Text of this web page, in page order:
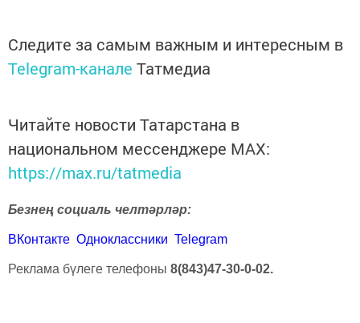
Следите за самым важным и интересным в
Telegram-канале Татмедиа
Читайте новости Татарстана в
национальном мессенджере MАХ:
https://max.ru/tatmedia
Безнең социаль челтәрләр:
ВКонтакте Одноклассники Telegram
Реклама бүлеге телефоны 8(843)47-30-0-02.